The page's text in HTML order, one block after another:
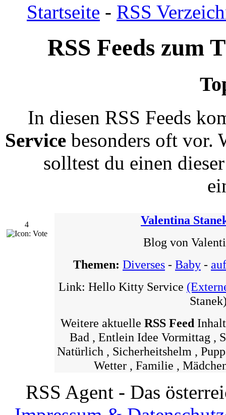
Startseite - RSS
RSS Feeds zum
In diesen RSS Feeds
Servicebesonders oft vor.
solltest du einen
4
Valentina
Blog von
Themen: Diverses - Baby -
Link: Hello Kitty Service
Weitere aktuelle RSS Feed
Bad , Entlein Idee Vormittag ,
Natürlich , Sicherheitshelm ,
Wetter , Familie ,
RSS Agent - Das